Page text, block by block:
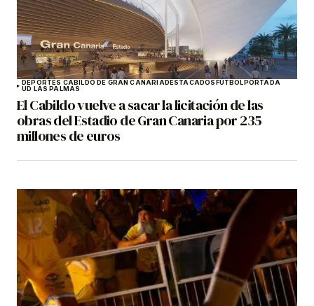
DEPORTES CABILDO DE GRAN CANARIADESTACADOSFÚTBOLPORTADA
UD LAS PALMAS
El Cabildo vuelve a sacar la licitación de las
obras del Estadio de Gran Canaria por 235
millones de euros